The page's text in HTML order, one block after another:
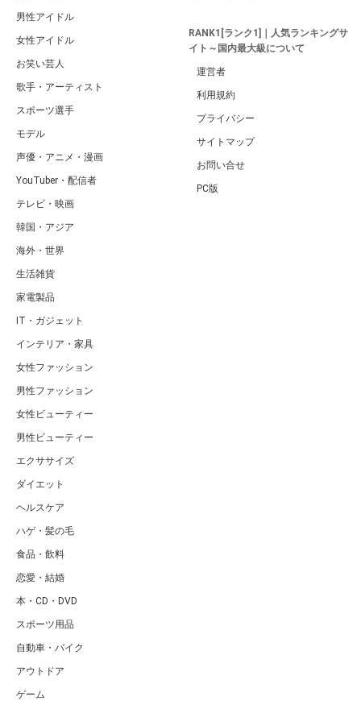
男性アイドル
女性アイドル
お笑い芸人
歌手・アーティスト
スポーツ選手
モデル
声優・アニメ・漫画
YouTuber・配信者
テレビ・映画
韓国・アジア
海外・世界
生活雑貨
家電製品
IT・ガジェット
インテリア・家具
女性ファッション
男性ファッション
女性ビューティー
男性ビューティー
エクササイズ
ダイエット
ヘルスケア
ハゲ・髪の毛
食品・飲料
恋愛・結婚
本・CD・DVD
スポーツ用品
自動車・バイク
アウトドア
ゲーム
RANK1[ランク1]｜人気ランキングサ
イト～国内最大級について
運営者
利用規約
プライバシー
サイトマップ
お問い合せ
PC版